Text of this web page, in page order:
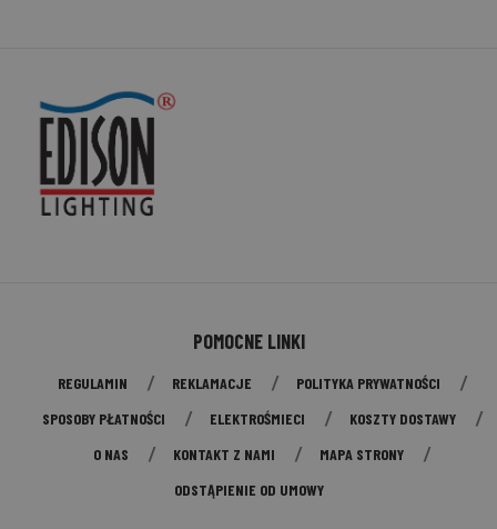
POMOCNE LINKI
REGULAMIN REKLAMACJE
POLITYKA PRYWATNOŚCI
SPOSOBY PŁATNOŚCI
ELEKTROŚMIECI
KOSZTY DOSTAWY
O NAS
KONTAKT Z NAMI
MAPA STRONY
ODSTĄPIENIE OD UMOWY